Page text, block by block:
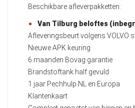
Beschikbare afleverpakketten:
Van Tilburg beloftes
Afleveringsbeurt volgens VOLVO
Nieuwe APK keuring
6 maanden Bovag garantie
Brandstoftank half gevuld
1 jaar Pechhulp NL en Europa
Klantenkaart